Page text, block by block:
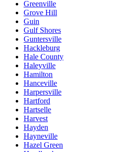
Greenville
Grove Hill
Guin
Gulf Shores
Guntersville
Hackleburg
Hale County
Haleyville
Hamilton
Hanceville
Harpersville
Hartford
Hartselle
Harvest
Hayden
Hayneville
Hazel Green